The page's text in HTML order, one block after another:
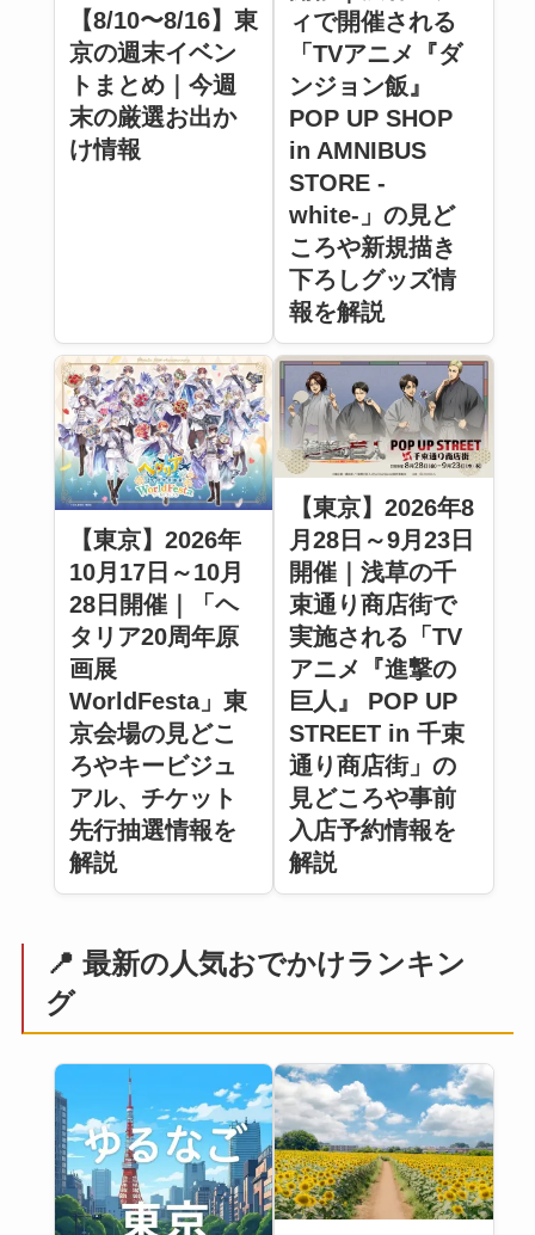
【8/10〜8/16】東
京の週末イベン
トまとめ｜今週
末の厳選お出か
け情報
ィで開催される
「TVアニメ『ダ
ンジョン飯』
POP UP SHOP
in AMNIBUS
STORE -
white-」の見ど
ころや新規描き
下ろしグッズ情
報を解説
【東京】2026年
10月17日～10月
28日開催｜「ヘ
タリア20周年原
画展
WorldFesta」東
京会場の見どこ
ろやキービジュ
アル、チケット
先行抽選情報を
解説
【東京】2026年8
月28日～9月23日
開催｜浅草の千
束通り商店街で
実施される「TV
アニメ『進撃の
巨人』 POP UP
STREET in 千束
通り商店街」の
見どころや事前
入店予約情報を
解説
📍 最新の人気おでかけランキン
グ